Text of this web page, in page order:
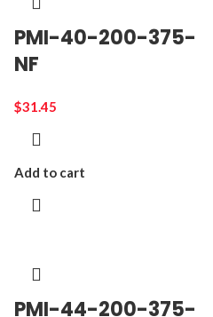
PMI-40-200-375-
NF
$31.45
Add to cart
PMI-44-200-375-